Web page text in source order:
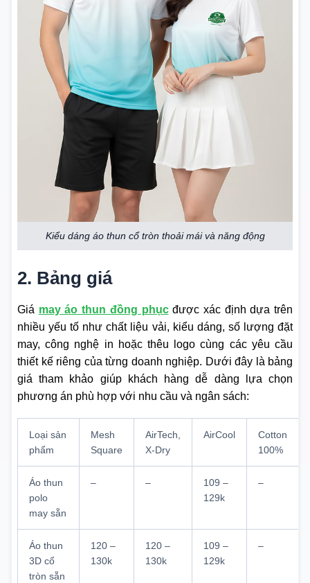
Kiểu dáng áo thun cổ tròn thoải mái và năng động
2. Bảng giá
Giá may áo thun đồng phụcđược xác định dựa trên
nhiều yếu tố như chất liệu vải, kiểu dáng, số lượng đặt
may, công nghệ in hoặc thêu logo cùng các yêu cầu
thiết kế riêng của từng doanh nghiệp. Dưới đây là bảng
giá tham khảo giúp khách hàng dễ dàng lựa chọn
phương án phù hợp với nhu cầu và ngân sách:
Loại sản
phẩm
Mesh
Square
AirTech,
X-Dry
AirCool
Cotton
100%
Áo thun
polo
may sẵn
– –
109 –
129k
–
Áo thun
3D cổ
tròn sẵn
120 –
130k
120 –
130k
109 –
129k
–